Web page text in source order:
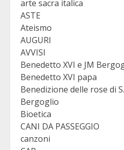
arte sacra italica
ASTE
Ateismo
AUGURI
AVVISI
Benedetto XVI e JM
Benedetto XVI papa
Benedizione delle rose di
Bergoglio
Bioetica
CANI DA PASSEGGIO
canzoni